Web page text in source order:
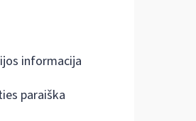
informacija
paraiška